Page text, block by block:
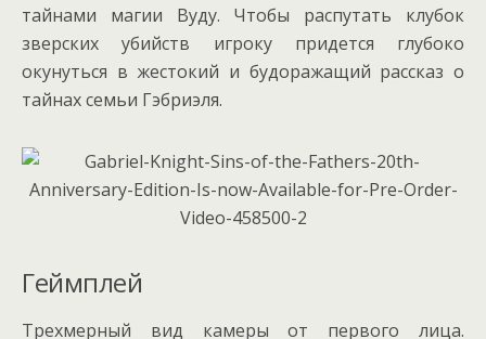
тайнами магии Вуду. Чтобы распутать клубок
зверских убийств игроку придется глубоко
окунуться в жестокий и будоражащий рассказ о
тайнах семьи Гэбриэля.
Геймплей
Трехмерный вид камеры от первого лица.